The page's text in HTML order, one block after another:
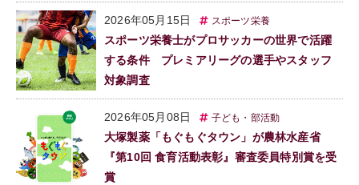
2026年05月15日 スポーツ栄養
スポーツ栄養士がプロサッカーの世界で活躍
する条件 プレミアリーグの選手やスタッフ
対象調査
2026年05月08日 子ども・部活動
大塚製薬「もぐもぐタウン」が農林水産省
『第10回 食育活動表彰』審査委員特別賞を受
賞